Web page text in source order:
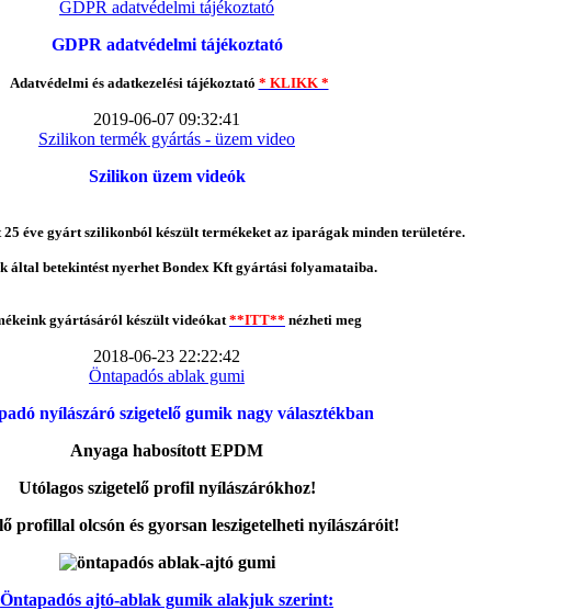
GDPR adatvédelmi tájékoztató
GDPR adatvédelmi tájékoztató
Adatvédelmi és adatkezelési tájékoztató * KLIKK *
2019-06-07 09:32:41
Szilikon termék gyártás - üzem video
Szilikon üzem videók
éve gyárt szilikonból készült termékeket az iparágak minden területére.
által betekintést nyerhet Bondex Kft gyártási folyamataiba.
gyártásáról készült videókat**ITT** nézheti meg
2018-06-23 22:22:42
Öntapadós ablak gumi
nyílászáró szigetelő gumik nagy választékban
Anyaga habosított EPDM
Utólagos szigetelő profil nyílászárókhoz!
profillal olcsón és gyorsan leszigetelheti nyílászáróit!
Öntapadós ajtó-ablak gumik alakjuk szerint: